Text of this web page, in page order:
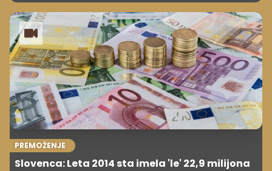
PREMOŽENJE
Slovenca: Leta 2014 sta imela 'le' 22,9 milijona